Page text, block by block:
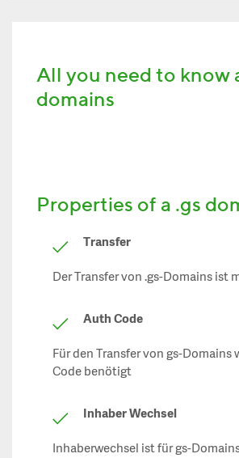
All you need to know
domains
Properties of a .gs
Transfer
Der Transfer von .gs-Domains ist
Auth Code
Für den Transfer von gs-Domains
Code benötigt
Inhaber Wechsel
Inhaberwechsel ist für gs-